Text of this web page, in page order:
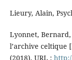
Lieury, Alain,
Lyonnet,
l’archive celtique
(2018), URL :